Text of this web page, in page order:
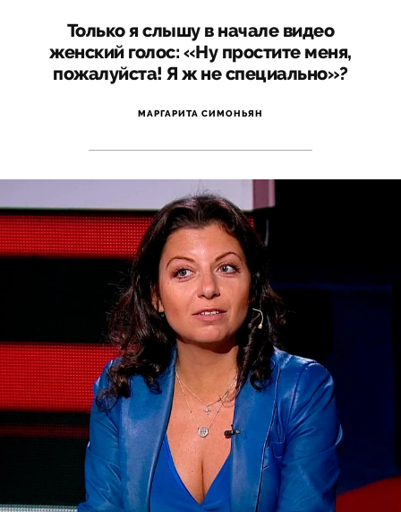
Только я слышу в начале видео
женский голос: «Ну простите меня,
пожалуйста! Я ж не специально»?
МАРГАРИТА СИМОНЬЯН